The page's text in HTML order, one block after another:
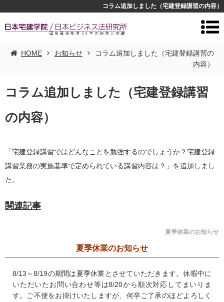
コラム追加しました（宅建登録講習の内容）
HOME お知らせ
コラム追加しました（宅建登録講習の
内容）
コラム追加しました（宅建登録講習
の内容）
「宅建登録講習ではどんなことを勉強するのでしょうか？宅建登録
講習業務の実施基準で定められている講習内容は？」を追加しまし
た。
関連記事
夏季休業のお知らせ
夏季休業のお知らせ
8/13～8/19の期間は夏季休業とさせていただきます。休暇中に
いただいたお問い合わせ等は8/20から順次対応してまいりま
す。ご不便をお掛けいたしますが、何卒ご了承のほどよろしく